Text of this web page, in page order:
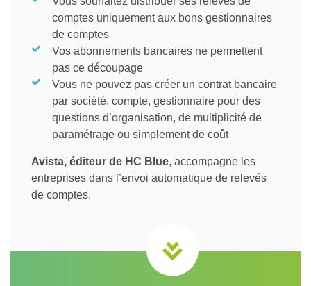
comptes uniquement aux bons gestionnaires
de comptes
Vos abonnements bancaires ne permettent
pas ce découpage
Vous ne pouvez pas créer un contrat bancaire
par société, compte, gestionnaire pour des
questions d’organisation, de multiplicité de
paramétrage ou simplement de coût
Avista, éditeur de HC Blue, accompagne les
entreprises dans l’envoi automatique de relevés
de comptes.